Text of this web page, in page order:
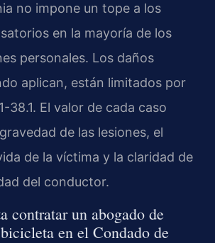
no impone un tope a los
en la mayoría de los
personales. Los daños
aplican, están limitados por
38.1. El valor de cada caso
de las lesiones, el
de la víctima y la claridad de
del conductor.
contratar un abogado de
en el Condado de